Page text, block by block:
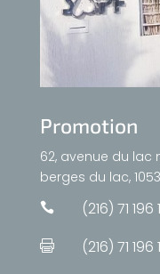
Promotion
62, avenue du lac
berges du lac,
 (216) 71 196
 (216) 71 196